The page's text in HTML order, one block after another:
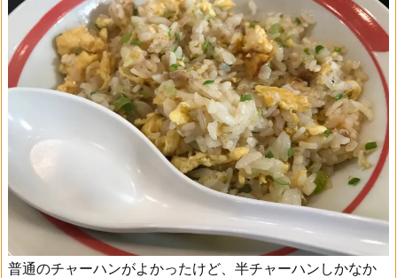
普通のチャーハンがよかったけど、半チャーハンしかなか